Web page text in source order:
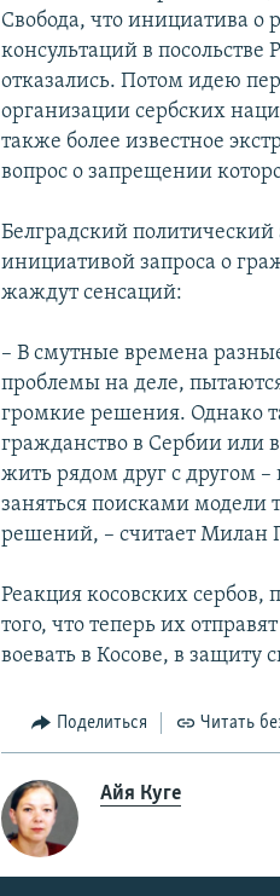
Свобода, что инициатива о
консультаций в посольстве
отказались. Потом идею
организации сербских
также более известное
вопрос о запрещении
Белградский
инициативой запроса о
жаждут сенсаций:
– В смутные времена
проблемы на деле,
громкие решения. Однако
гражданство в Сербии или
жить рядом друг с другом
заняться поисками модели
решений, – считает Милан
Реакция косовских
того, что теперь их
воевать в Косове, в защиту
Поделиться Читать
Айя Куге